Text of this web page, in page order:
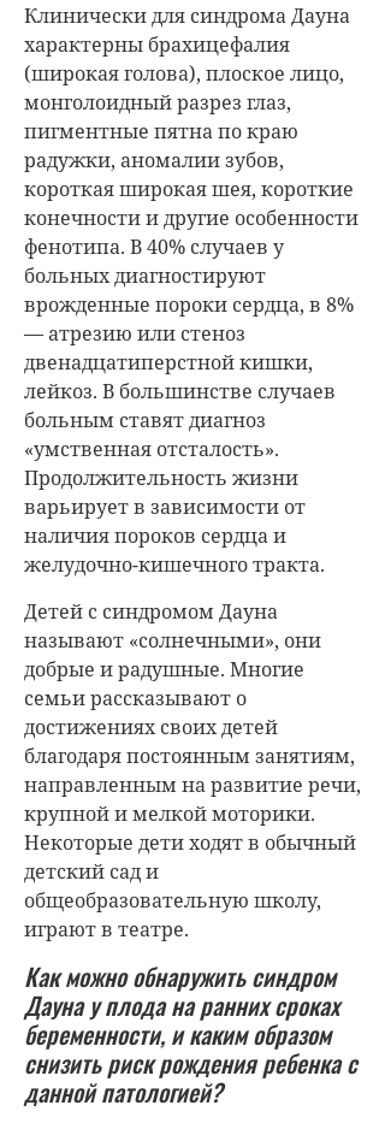
Клинически для синдрома Дауна
характерны брахицефалия
(широкая голова), плоское лицо,
монголоидный разрез глаз,
пигментные пятна по краю
радужки, аномалии зубов,
короткая широкая шея, короткие
конечности и другие особенности
фенотипа. В 40% случаев у
больных диагностируют
врожденные пороки сердца, в 8%
— атрезию или стеноз
двенадцатиперстной кишки,
лейкоз. В большинстве случаев
больным ставят диагноз
«умственная отсталость».
Продолжительность жизни
варьирует в зависимости от
наличия пороков сердца и
желудочно-кишечного тракта.
Детей с синдромом Дауна
называют «солнечными», они
добрые и радушные. Многие
семьи рассказывают о
достижениях своих детей
благодаря постоянным занятиям,
направленным на развитие речи,
крупной и мелкой моторики.
Некоторые дети ходят в обычный
детский сад и
общеобразовательную школу,
играют в театре.
Как можно обнаружить синдром
Дауна у плода на ранних сроках
беременности, и каким образом
снизить риск рождения ребенка с
данной патологией?